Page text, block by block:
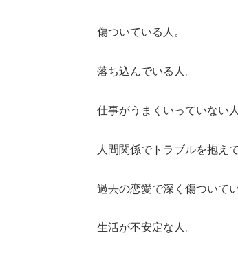
傷ついている人。
落ち込んでいる人。
仕事がうまくいっていない人
人間関係でトラブルを抱え
過去の恋愛で深く傷ついてい
生活が不安定な人。